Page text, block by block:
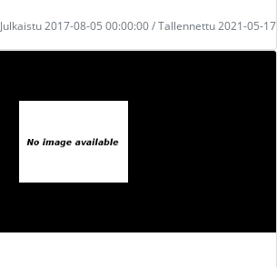
Julkaistu 2017-08-05 00:00:00 / Tallennettu 2021-05-17